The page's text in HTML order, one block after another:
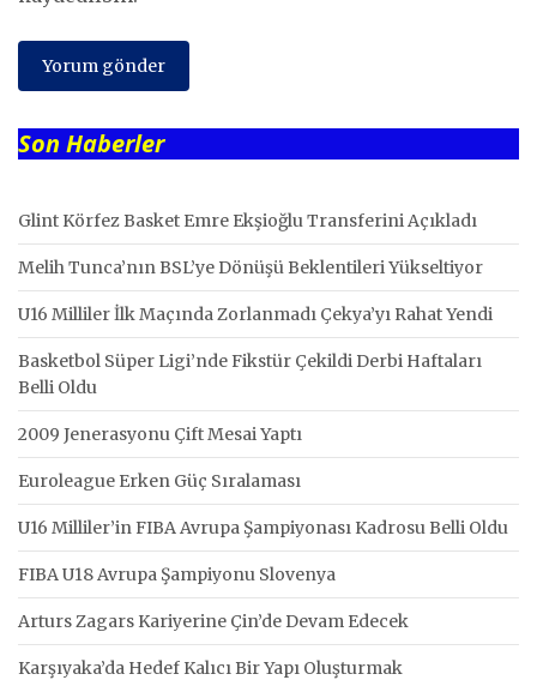
Son Haberler
Glint Körfez Basket Emre Ekşioğlu Transferini Açıkladı
Melih Tunca’nın BSL’ye Dönüşü Beklentileri Yükseltiyor
U16 Milliler İlk Maçında Zorlanmadı Çekya’yı Rahat Yendi
Basketbol Süper Ligi’nde Fikstür Çekildi Derbi Haftaları
Belli Oldu
2009 Jenerasyonu Çift Mesai Yaptı
Euroleague Erken Güç Sıralaması
U16 Milliler’in FIBA Avrupa Şampiyonası Kadrosu Belli Oldu
FIBA U18 Avrupa Şampiyonu Slovenya
Arturs Zagars Kariyerine Çin’de Devam Edecek
Karşıyaka’da Hedef Kalıcı Bir Yapı Oluşturmak